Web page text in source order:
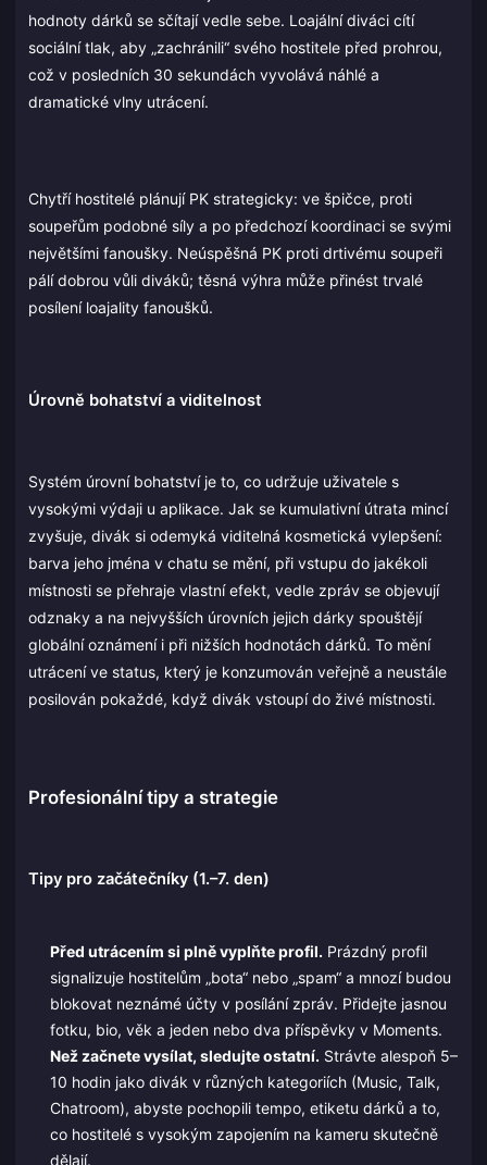
hodnoty dárků se sčítají vedle sebe. Loajální diváci cítí
sociální tlak, aby „zachránili“ svého hostitele před prohrou,
což v posledních 30 sekundách vyvolává náhlé a
dramatické vlny utrácení.
Chytří hostitelé plánují PK strategicky: ve špičce, proti
soupeřům podobné síly a po předchozí koordinaci se svými
největšími fanoušky. Neúspěšná PK proti drtivému soupeři
pálí dobrou vůli diváků; těsná výhra může přinést trvalé
posílení loajality fanoušků.
Úrovně bohatství a viditelnost
Systém úrovní bohatství je to, co udržuje uživatele s
vysokými výdaji u aplikace. Jak se kumulativní útrata mincí
zvyšuje, divák si odemyká viditelná kosmetická vylepšení:
barva jeho jména v chatu se mění, při vstupu do jakékoli
místnosti se přehraje vlastní efekt, vedle zpráv se objevují
odznaky a na nejvyšších úrovních jejich dárky spouštějí
globální oznámení i při nižších hodnotách dárků. To mění
utrácení ve status, který je konzumován veřejně a neustále
posilován pokaždé, když divák vstoupí do živé místnosti.
Profesionální tipy a strategie
Tipy pro začátečníky (1.–7. den)
Před utrácením si plně vyplňte profil. Prázdný profil
signalizuje hostitelům „bota“ nebo „spam“ a mnozí budou
blokovat neznámé účty v posílání zpráv. Přidejte jasnou
fotku, bio, věk a jeden nebo dva příspěvky v Moments.
Než začnete vysílat, sledujte ostatní. Strávte alespoň 5–
10 hodin jako divák v různých kategoriích (Music, Talk,
Chatroom), abyste pochopili tempo, etiketu dárků a to,
co hostitelé s vysokým zapojením na kameru skutečně
dělají.